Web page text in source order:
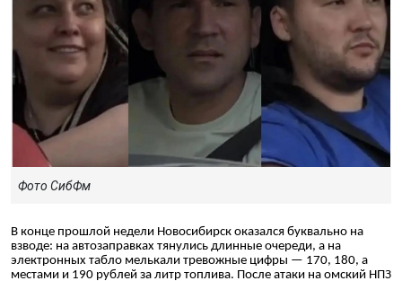
Фото СибФм
В конце прошлой недели Новосибирск оказался буквально на
взводе: на автозаправках тянулись длинные очереди, а на
электронных табло мелькали тревожные цифры — 170, 180, а
местами и 190 рублей за литр топлива. После атаки на омский НПЗ